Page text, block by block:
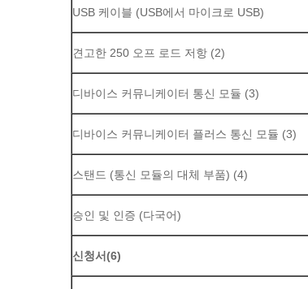
USB 케이블 (USB에서 마이크로 USB)
견고한 250 오프 로드 저항 (2)
디바이스 커뮤니케이터 통신 모듈 (3)
디바이스 커뮤니케이터 플러스 통신 모듈 (3)
스탠드 (통신 모듈의 대체 부품) (4)
승인 및 인증 (다국어)
신청서(6)